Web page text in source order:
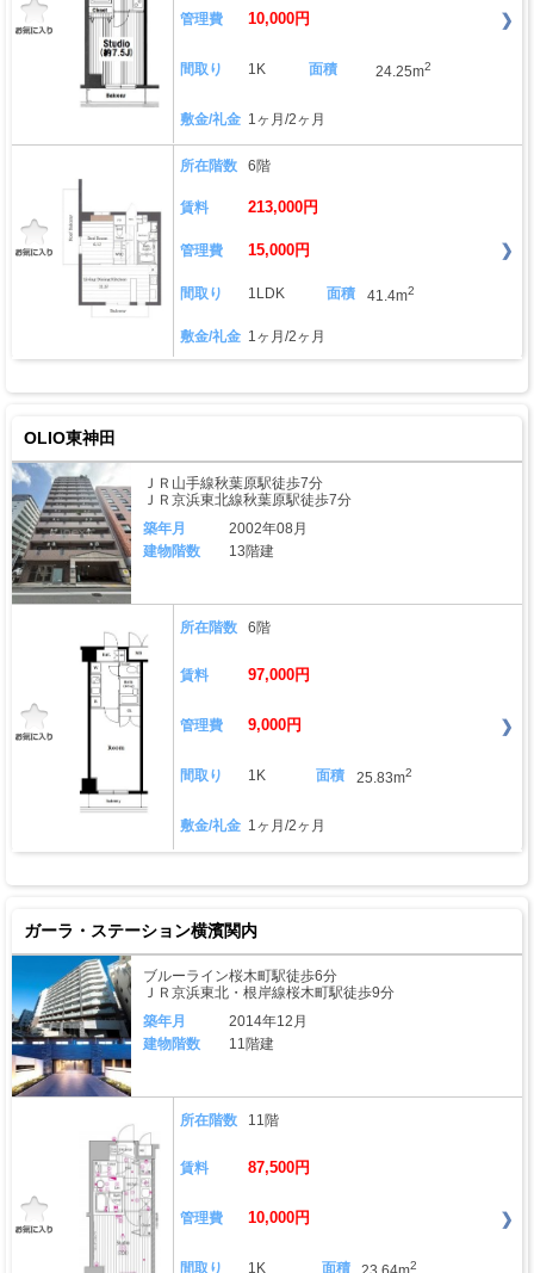
管理費 10,000円
間取り 1K 面積 24.25m2
敷金/礼金 1ヶ月/2ヶ月
所在階数 6階
賃料 213,000円
管理費 15,000円
間取り 1LDK 面積 41.4m2
敷金/礼金 1ヶ月/2ヶ月
OLIO東神田
ＪＲ山手線秋葉原駅徒歩7分
ＪＲ京浜東北線秋葉原駅徒歩7分
築年月
2002年08月
建物階数
13階建
所在階数 6階
賃料 97,000円
管理費 9,000円
間取り 1K 面積 25.83m2
敷金/礼金 1ヶ月/2ヶ月
ガーラ・ステーション横濱関内
ブルーライン桜木町駅徒歩6分
ＪＲ京浜東北・根岸線桜木町駅徒歩9分
築年月
2014年12月
建物階数
11階建
所在階数 11階
賃料 87,500円
管理費 10,000円
間取り 1K 面積 2